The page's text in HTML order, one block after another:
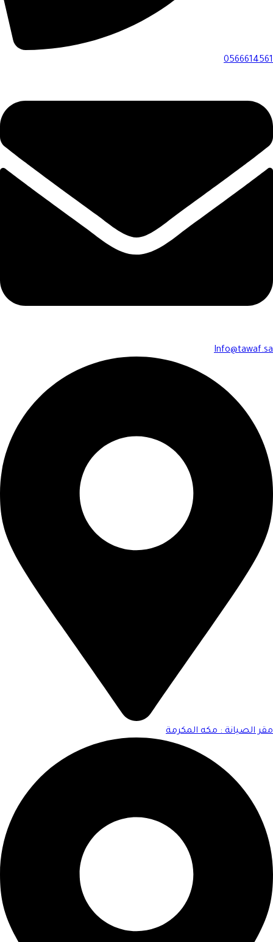
0566614561
Info@tawaf.sa
مقر الصيانة : مكه المكرمة